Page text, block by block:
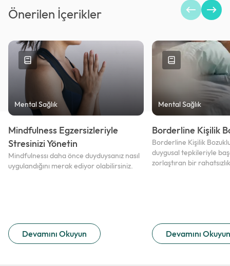
Önerilen İçerikler
Mental Sağlık
Mindfulness Egzersizleriyle
Stresinizi Yönetin
Devamını Okuyun
Mindfulnessı daha önce duyduysanız nasıl
uygulandığını merak ediyor olabilirsiniz.
Mental Sağlık
Borderline Kişilik
Devamını Okuyun
Borderline Kişilik
duygusal tepkileriyle
zorlaştıran bir